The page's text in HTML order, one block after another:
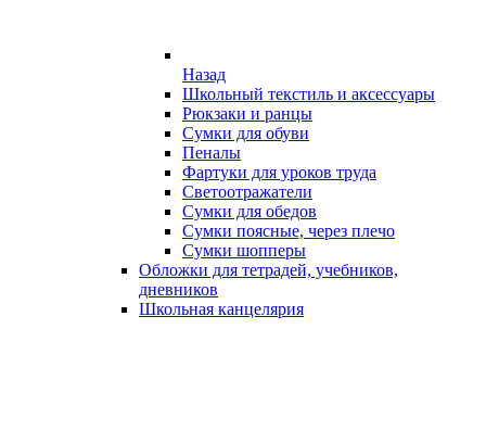
Назад
Школьный текстиль и аксессуары
Рюкзаки и ранцы
Сумки для обуви
Пеналы
Фартуки для уроков труда
Светоотражатели
Сумки для обедов
Сумки поясные, через плечо
Сумки шопперы
Обложки для тетрадей, учебников,
дневников
Школьная канцелярия